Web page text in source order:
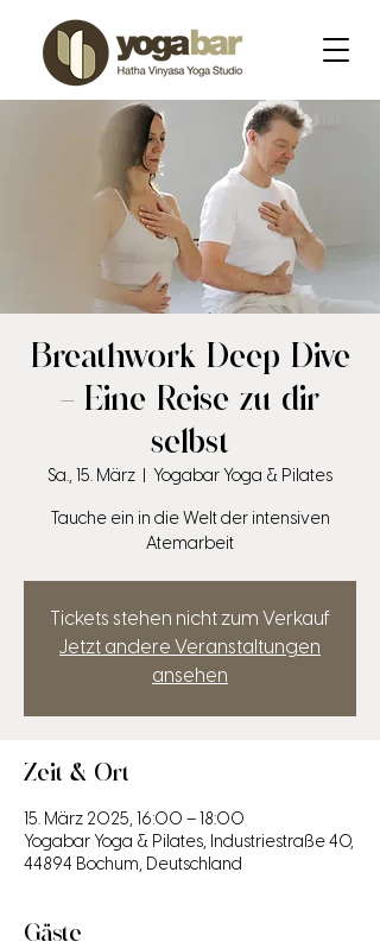
Breathwork Deep Dive
– Eine Reise zu dir
selbst
Sa., 15. März Yogabar Yoga & Pilates
Tauche ein in die Welt der intensiven
Atemarbeit
Tickets stehen nicht zum Verkauf
Jetzt andere Veranstaltungen
ansehen
Zeit & Ort
15. März 2025, 16:00 – 18:00
Yogabar Yoga & Pilates, Industriestraße 40,
44894 Bochum, Deutschland
Gäste